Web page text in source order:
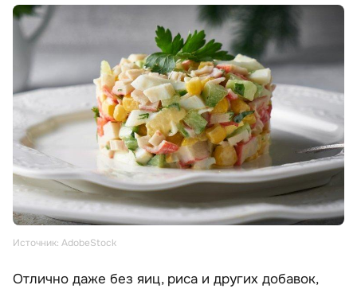
Источник: AdobeStock
Отлично даже без яиц, риса и других добавок,